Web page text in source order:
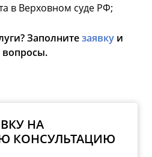
в Верховном суде РФ;
Заполнитезаявку и
НА
КОНСУЛЬТАЦИЮ